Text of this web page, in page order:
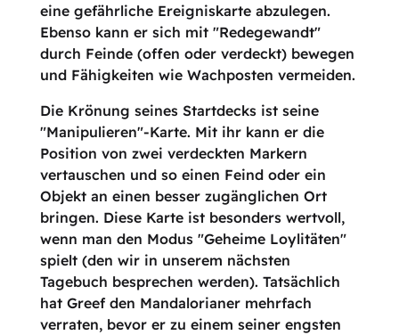
eine gefährliche Ereigniskarte abzulegen.
Ebenso kann er sich mit "Redegewandt"
durch Feinde (offen oder verdeckt) bewegen
und Fähigkeiten wie Wachposten vermeiden.
Die Krönung seines Startdecks ist seine
"Manipulieren"-Karte. Mit ihr kann er die
Position von zwei verdeckten Markern
vertauschen und so einen Feind oder ein
Objekt an einen besser zugänglichen Ort
bringen. Diese Karte ist besonders wertvoll,
wenn man den Modus "Geheime Loylitäten"
spielt (den wir in unserem nächsten
Tagebuch besprechen werden). Tatsächlich
hat Greef den Mandalorianer mehrfach
verraten, bevor er zu einem seiner engsten